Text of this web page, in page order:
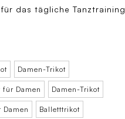
das tägliche Tanztraining
Damen-Trikot
für Damen Damen-Trikot
Damen Balletttrikot